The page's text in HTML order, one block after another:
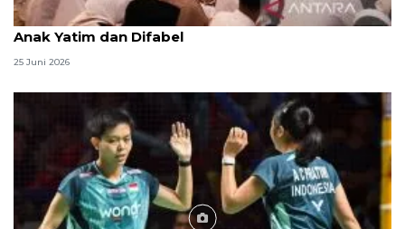
Menag jadikan setiap 10 Muharam sebagai Lebaran
Anak Yatim dan Difabel
25 Juni 2026